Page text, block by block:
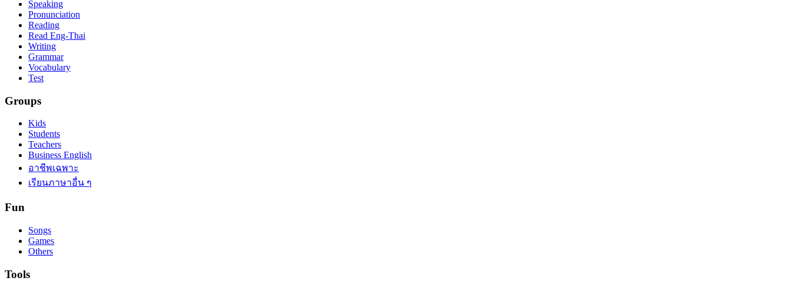
Speaking
Pronunciation
Reading
Read Eng-Thai
Writing
Grammar
Vocabulary
Test
Groups
Kids
Students
Teachers
Business English
อาชีพเฉพาะ
เรียนภาษาอื่น ๆ
Fun
Songs
Games
Others
Tools